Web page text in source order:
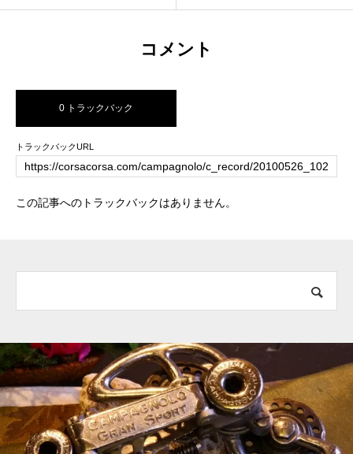
コメント
0 トラックバック
トラックバックURL
この記事へのトラックバックはありません。